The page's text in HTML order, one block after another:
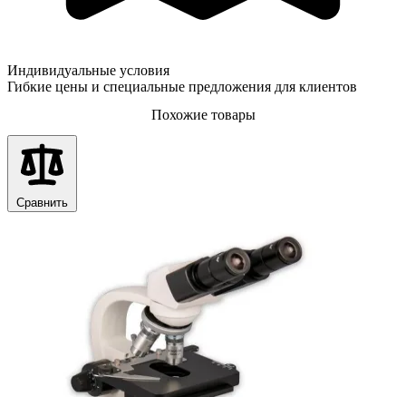
Индивидуальные условия
Гибкие цены и специальные предложения для клиентов
Похожие товары
Сравнить